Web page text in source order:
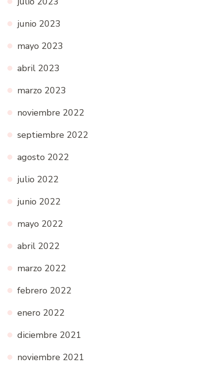
junio 2023
mayo 2023
abril 2023
marzo 2023
noviembre 2022
septiembre 2022
agosto 2022
julio 2022
junio 2022
mayo 2022
abril 2022
marzo 2022
febrero 2022
enero 2022
diciembre 2021
noviembre 2021